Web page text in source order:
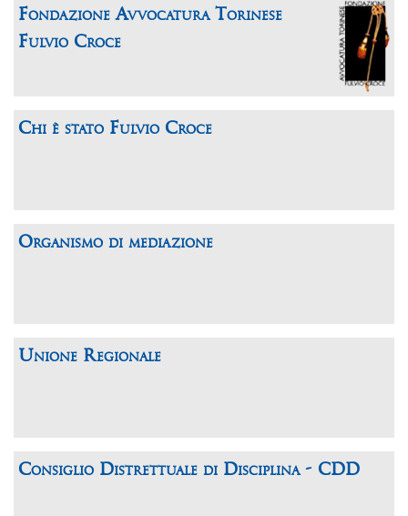
Fondazione Avvocatura Torinese
Fulvio Croce
Chi è stato Fulvio Croce
Organismo di mediazione
Unione Regionale
Consiglio Distrettuale di Disciplina - CDD